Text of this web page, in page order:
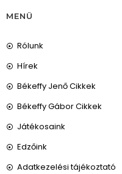
MENÜ
Rólunk
Hírek
Békeffy Jenő Cikkek
Békeffy Gábor Cikkek
Játékosaink
Edzőink
Adatkezelési tájékoztató